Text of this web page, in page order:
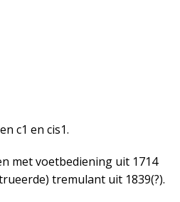
c1 en cis1.
met voetbediening uit 1714
tremulant uit 1839(?).